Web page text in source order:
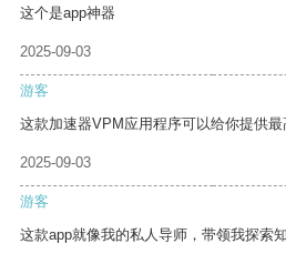
这个是app神器
2025-09-03
游客
这款加速器VPM应用程序可以给你提供最
2025-09-03
游客
这款app就像我的私人导师，带领我探索知